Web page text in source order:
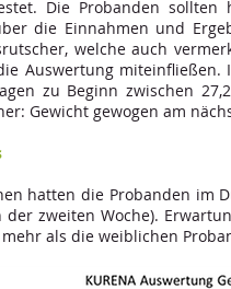
Die Probanden
die Einnahmen und
welche auch
Auswertung miteinfließen.
zu Beginn zwischen
Gewicht gewogen am
hatten die Probanden im
der zweiten Woche).
mehr als die weiblichen